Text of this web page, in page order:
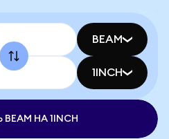
BEAM
1INCH
НА 1INCH